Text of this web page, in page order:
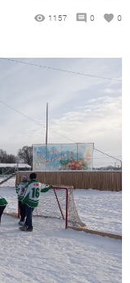
1157 0 0